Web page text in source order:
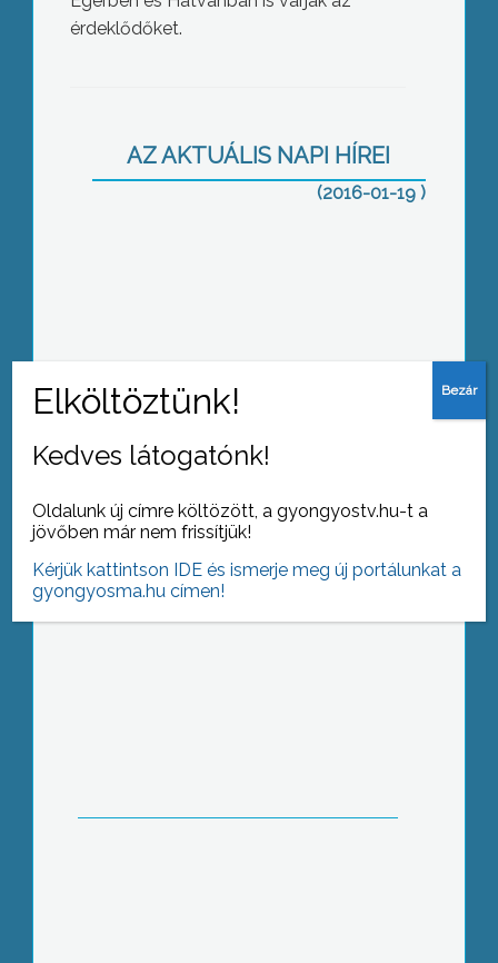
érdeklődőket.
AZ AKTUÁLIS NAPI HÍREI
(2016-01-19 )
Szociális tűzifa: kiosztva
Kedves látogatónk!
Oldalunk új címre költözött, a gyongyostv.hu-t a
jövőben már nem frissítjük!
Kérjük kattintson IDE és ismerje meg új portálunkat a
gyongyosma.hu címen!